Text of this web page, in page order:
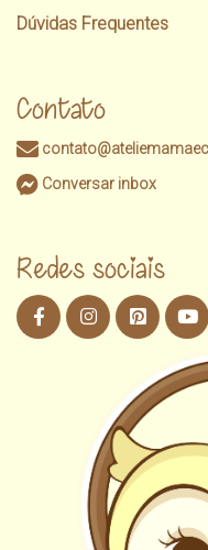
Dúvidas Frequentes
Contato
Conversar inbox
Redes sociais